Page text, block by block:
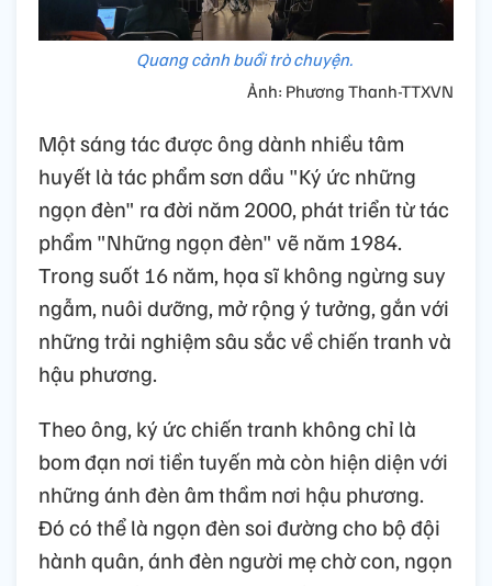
Quang cảnh buổi trò chuyện.
Ảnh: Phương Thanh-TTXVN
Một sáng tác được ông dành nhiều tâm
huyết là tác phẩm sơn dầu "Ký ức những
ngọn đèn" ra đời năm 2000, phát triển từ tác
phẩm "Những ngọn đèn" vẽ năm 1984.
Trong suốt 16 năm, họa sĩ không ngừng suy
ngẫm, nuôi dưỡng, mở rộng ý tưởng, gắn với
những trải nghiệm sâu sắc về chiến tranh và
hậu phương.
Theo ông, ký ức chiến tranh không chỉ là
bom đạn nơi tiền tuyến mà còn hiện diện với
những ánh đèn âm thầm nơi hậu phương.
Đó có thể là ngọn đèn soi đường cho bộ đội
hành quân, ánh đèn người mẹ chờ con, ngọn